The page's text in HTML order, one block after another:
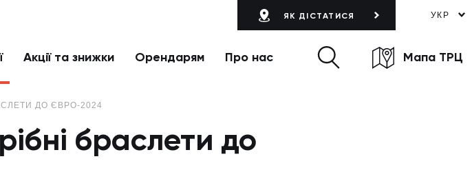
ЯК ДІСТАТИСЯ УКР
Акції та знижки Орендарям Про нас Мапа ТРЦ
ДО ЄВРО-2024
браслети до